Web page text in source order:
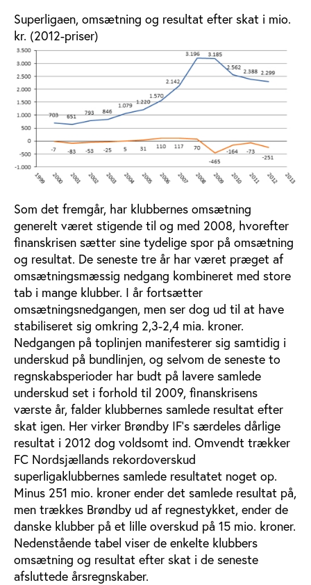
Superligaen, omsætning og resultat efter skat i mio.
kr. (2012-priser)
Som det fremgår, har klubbernes omsætning
generelt været stigende til og med 2008, hvorefter
finanskrisen sætter sine tydelige spor på omsætning
og resultat. De seneste tre år har været præget af
omsætningsmæssig nedgang kombineret med store
tab i mange klubber. I år fortsætter
omsætningsnedgangen, men ser dog ud til at have
stabiliseret sig omkring 2,3-2,4 mia. kroner.
Nedgangen på toplinjen manifesterer sig samtidig i
underskud på bundlinjen, og selvom de seneste to
regnskabsperioder har budt på lavere samlede
underskud set i forhold til 2009, finanskrisens
værste år, falder klubbernes samlede resultat efter
skat igen. Her virker Brøndby IF’s særdeles dårlige
resultat i 2012 dog voldsomt ind. Omvendt trækker
FC Nordsjællands rekordoverskud
superligaklubbernes samlede resultatet noget op.
Minus 251 mio. kroner ender det samlede resultat på,
men trækkes Brøndby ud af regnestykket, ender de
danske klubber på et lille overskud på 15 mio. kroner.
Nedenstående tabel viser de enkelte klubbers
omsætning og resultat efter skat i de seneste
afsluttede årsregnskaber.